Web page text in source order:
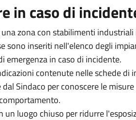
in caso di
una zona con stabilimenti
sono inseriti nell'elenco degli
emergenza in caso di incidente.
contenute nelle schede di
Sindaco per conoscere le
un luogo chiuso per ridurre